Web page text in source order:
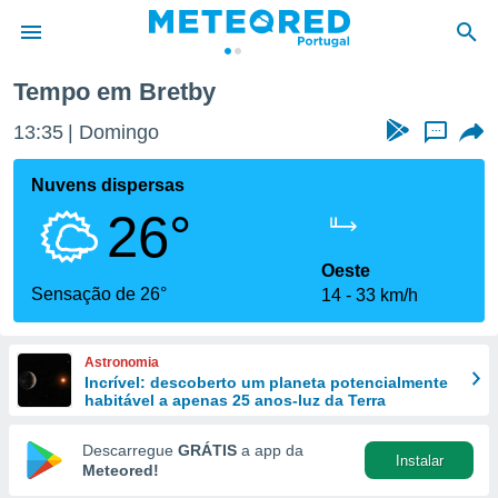
da
foi
fornecidas
a este
das
e
forma
digital
Tempo em Bretby
13:35 Domingo ...
Nuvens dispersas
26°
Sensação de 26°
Oeste
14
33 km/h
Astronomia
Incrível: descoberto um planeta potencialmente
habitável a apenas 25 anos-luz da Terra
Descarregue GRÁTIS a app da
Meteored!
Instalar